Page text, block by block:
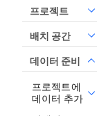
프로젝트
배치 공간
데이터 준비
프로젝트에
데이터 추가